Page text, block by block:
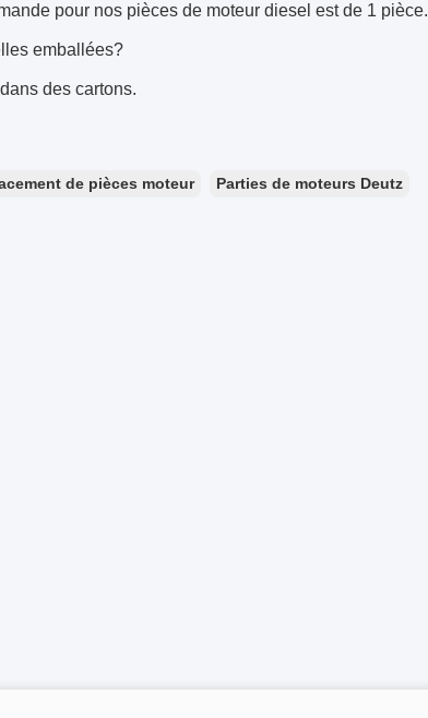
pour nos pièces de moteur diesel est de 1 pièce.
emballées?
des cartons.
de pièces moteur Parties de moteurs Deutz